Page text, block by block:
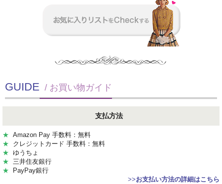
GUIDE / お買い物ガイド
支払方法
★ Amazon Pay 手数料：無料
★ クレジットカード 手数料：無料
★ ゆうちょ
★ 三井住友銀行
★ PayPay銀行
>>お支払い方法の詳細はこちら